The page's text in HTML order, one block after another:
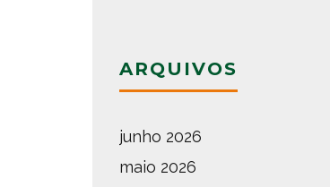
ARQUIVOS
junho 2026
maio 2026